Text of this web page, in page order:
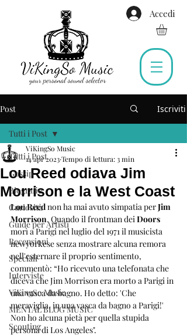
Accedi
Post Iscriviti
Tutti i Post
Gossip
Biografie
Curiosità
Guide per Artisti
Recensioni
Speciali
Interviste
ViKingSo Music
MENTAL BLOG MUSIC
Scouting
Tutti i Post
Lou Reed odiava Jim
Morrison e la West Coast
ViKingSo Music
14 apr 2023Tempo di lettura: 3 min
Lou Reed non ha mai avuto simpatia per Jim
Morrison. Quando il frontman dei Doors
morì a Parigi nel luglio del 1971 il musicista
newyorkese senza mostrare alcuna remora
nell'esternare il proprio sentimento,
commentò: “Ho ricevuto una telefonata che
diceva che Jim Morrison era morto a Parigi in
una vasca da bagno. Ho detto: 'Che
meraviglia, in una vasca da bagno a Parigi!'
Non ho alcuna pietà per quella stupida
persona di Los Angeles".